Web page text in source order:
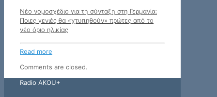
Νέο νομοσχέδιο για τη σύνταξη στη Γερμανία:
Ποιες γενιές θα «χτυπηθούν» πρώτες από το
νέο όριο ηλικίας
Read more
Comments are closed.
Radio AKOU+